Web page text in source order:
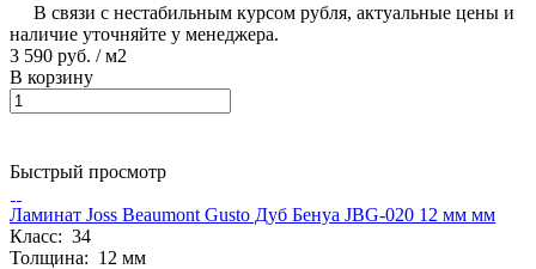
В связи с нестабильным курсом рубля, актуальные цены и
наличие уточняйте у менеджера.
3 590 руб. / м2
В корзину
Быстрый просмотр
Ламинат Joss Beaumont Gusto Дуб Бенуа JBG-020 12 мм мм
Класс: 34
Толщина: 12 мм